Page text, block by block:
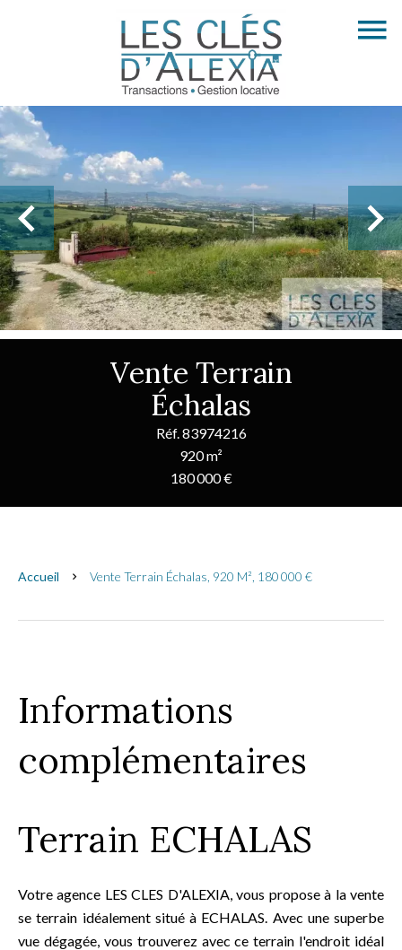
Vente Terrain
Échalas
Réf. 83974216
920 m²
180 000 €
Accueil Vente Terrain Échalas, 920 M², 180 000 €
Informations
complémentaires
Terrain ECHALAS
Votre agence LES CLES D'ALEXIA, vous propose à la vente
se terrain idéalement situé à ECHALAS. Avec une superbe
vue dégagée, vous trouverez avec ce terrain l'endroit idéal